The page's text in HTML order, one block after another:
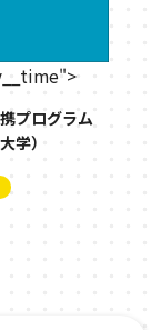
プログラム
学）